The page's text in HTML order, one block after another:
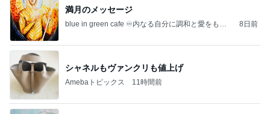
満月のメッセージ
blue in green cafe ♾️内なる自分に調和と愛をもた
8日前
シャネルもヴァンクリも値上げ
Amebaトピックス 11時間前